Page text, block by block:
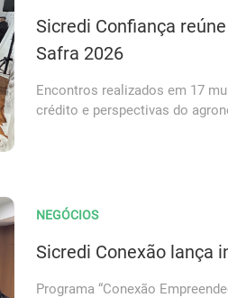
Sicredi Confiança
Safra 2026
Encontros realizados em 17
crédito e perspectivas do
NEGÓCIOS
Sicredi Conexão lança
Programa “Conexão